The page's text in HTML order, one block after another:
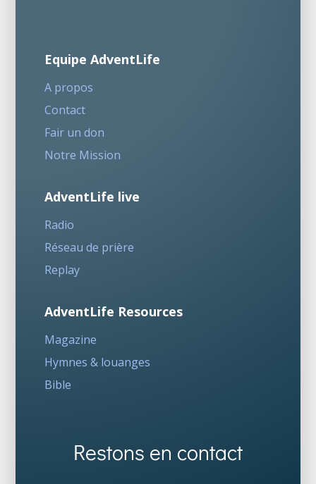
Equipe AdventLife
A propos
Contact
Fair un don
Notre Mission
AdventLife live
Radio
Réseau de prière
Replay
AdventLife Resources
Magazine
Hymnes & louanges
Bible
Restons en contact